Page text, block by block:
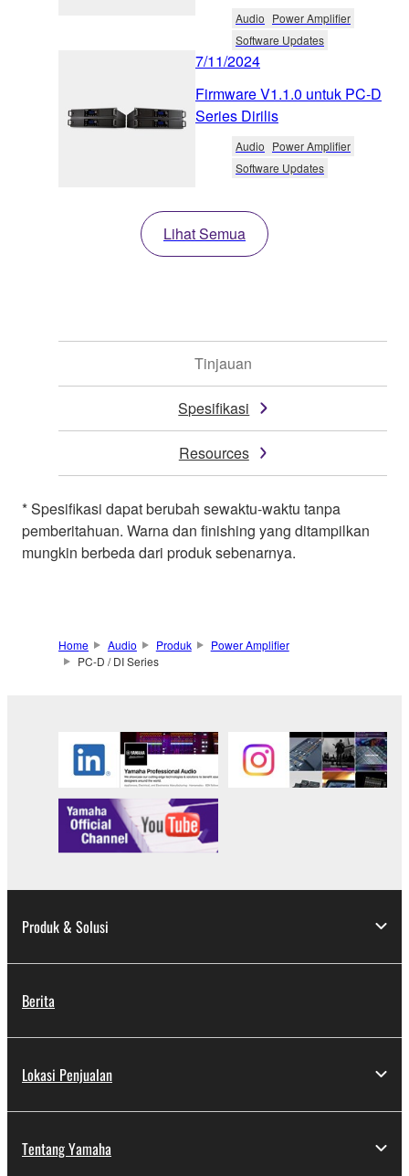
Audio Power Amplifier
Software Updates
7/11/2024
Firmware V1.1.0 untuk PC-D
Series Dirilis
Audio Power Amplifier
Software Updates
Lihat Semua
Tinjauan
Spesifikasi
Resources
* Spesifikasi dapat berubah sewaktu-waktu tanpa
pemberitahuan. Warna dan finishing yang ditampilkan
mungkin berbeda dari produk sebenarnya.
Home Audio Produk
Power Amplifier
PC-D / DI Series
Produk & Solusi
Berita
Lokasi Penjualan
Tentang Yamaha